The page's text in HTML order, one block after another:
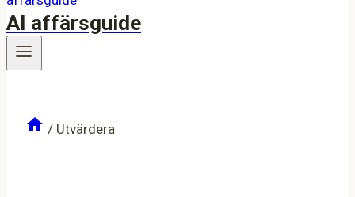
AI affärsguide
/ Utvärdera